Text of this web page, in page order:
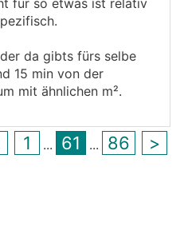
Keller, Garage alles
ist halt 1975
so 800k. Ein
für mich von
für so etwas ist relativ
da gibts fürs selbe
15 min von der
mit ähnlichen m².
1 ... 61 ... 86 >